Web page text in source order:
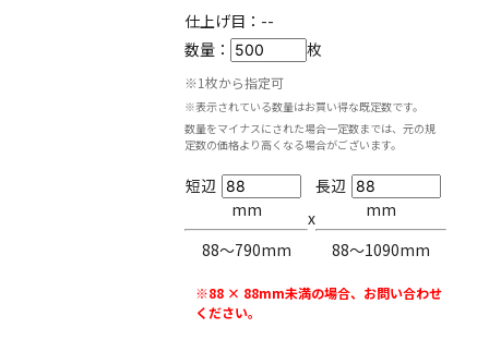
仕上げ目： --
数量：
枚
※1枚から指定可
※表示されている数量はお買い得な既定数です。
数量をマイナスにされた場合一定数までは、元の規
定数の価格より高くなる場合がございます。
短辺
mm
88〜790mm
x
長辺
mm
88〜1090mm
※88 × 88mm未満の場合、お問い合わせ
ください。